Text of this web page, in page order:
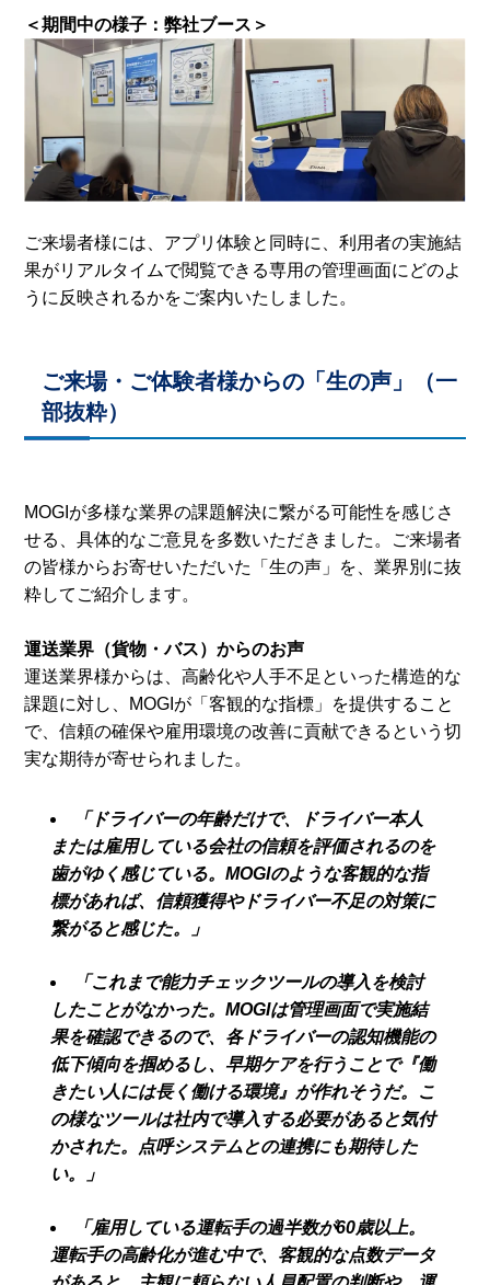
＜期間中の様子：弊社ブース＞
ご来場者様には、アプリ体験と同時に、利用者の実施結
果がリアルタイムで閲覧できる専用の管理画面にどのよ
うに反映されるかをご案内いたしました。
ご来場・ご体験者様からの「生の声」（一
部抜粋）
MOGIが多様な業界の課題解決に繋がる可能性を感じさ
せる、具体的なご意見を多数いただきました。ご来場者
の皆様からお寄せいただいた「生の声」を、業界別に抜
粋してご紹介します。
運送業界（貨物・バス）からのお声
運送業界様からは、高齢化や人手不足といった構造的な
課題に対し、MOGIが「客観的な指標」を提供すること
で、信頼の確保や雇用環境の改善に貢献できるという切
実な期待が寄せられました。
「ドライバーの年齢だけで、ドライバー本人
または雇用している会社の信頼を評価されるのを
歯がゆく感じている。MOGIのような客観的な指
標があれば、信頼獲得やドライバー不足の対策に
繋がると感じた。」
「これまで能力チェックツールの導入を検討
したことがなかった。MOGIは管理画面で実施結
果を確認できるので、各ドライバーの認知機能の
低下傾向を掴めるし、早期ケアを行うことで『働
きたい人には長く働ける環境』が作れそうだ。こ
の様なツールは社内で導入する必要があると気付
かされた。点呼システムとの連携にも期待した
い。」
「雇用している運転手の過半数が60歳以上。
運転手の高齢化が進む中で、客観的な点数データ